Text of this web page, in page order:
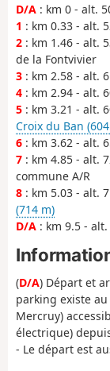
D/A : km 0 - alt.
1 : km 0.33 - alt.
2 : km 1.46 - alt.
de la Fontvivier
3 : km 2.58 - alt.
4 : km 2.94 - alt.
5 : km 3.21 - alt.
Croix du Ban
6 : km 3.62 - alt.
7 : km 4.85 - alt.
commune A/R
8 : km 5.03 - alt.
(714 m)
D/A : km 9.5 -
(D/A) Départ et
parking existe
Mercruy)
électrique)
- Le départ est